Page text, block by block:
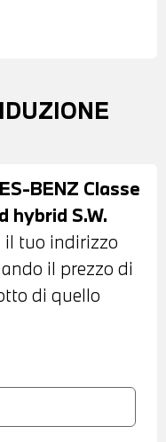
-
E
SUL TETTO -
IN VETRO
-
MISTO PELLE
IN PELLE A
CONTROL -
AL
BENZ Classe
hybrid S.W.
il tuo indirizzo
il prezzo di
di quello